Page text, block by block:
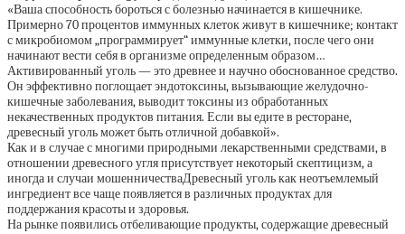
«Ваша способность бороться с болезнью начинается в кишечнике.
Примерно 70 процентов иммунных клеток живут в кишечнике; контакт
с микробиомом „программирует“ иммунные клетки, после чего они
начинают вести себя в организме определенным образом…
Активированный уголь — это древнее и научно обоснованное средство.
Он эффективно поглощает эндотоксины, вызывающие желудочно-
кишечные заболевания, выводит токсины из обработанных
некачественных продуктов питания. Если вы едите в ресторане,
древесный уголь может быть отличной добавкой».
Как и в случае с многими природными лекарственными средствами, в
отношении древесного угля присутствует некоторый скептицизм, а
иногда и случаи мошенничестваДревесный уголь как неотъемлемый
ингредиент все чаще появляется в различных продуктах для
поддержания красоты и здоровья.
На рынке появились отбеливающие продукты, содержащие древесный